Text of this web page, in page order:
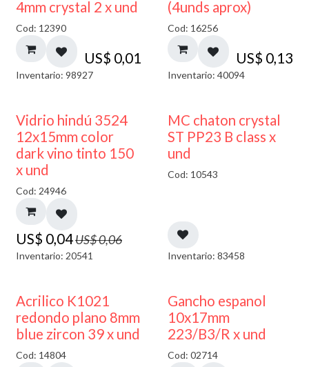
4mm crystal 2 x und
Cod: 12390
US$ 0,01
Inventario: 98927
(4unds aprox)
Cod: 16256
US$ 0,13
Inventario: 40094
40% DESCUENTO
Vidrio hindú 3524
12x15mm color
dark vino tinto 150
x und
Cod: 24946
US$ 0,04US$0,06
Inventario: 20541
MC chaton crystal
ST PP23 B class x
und
Cod: 10543
Inventario: 83458
50% DESCUENTO
Acrilico K1021
redondo plano 8mm
blue zircon 39 x und
Cod: 14804 50% DESCUENTO
Gancho espanol
10x17mm
223/B3/R x und
Cod: 02714